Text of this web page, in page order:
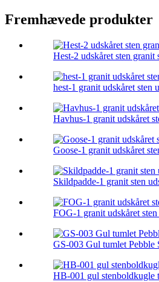
Fremhævede produkter
Hest-2 udskåret sten granit
hest-1 granit udskåret sten
Havhus-1 granit udskåret
Goose-1 granit udskåret
Skildpadde-1 granit sten
FOG-1 granit udskåret
GS-003 Gul tumlet Pebble
HB-001 gul stenboldkugle